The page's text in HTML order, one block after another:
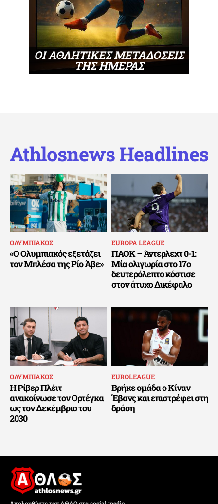
ΟΙ ΑΘΛΗΤΙΚΕΣ ΜΕΤΑΔΟΣΕΙΣ
ΤΗΣ ΗΜΕΡΑΣ
Athlosnews Headlines
ΟΛΥΜΠΙΑΚΟΣ
«Ο Ολυμπιακός εξετάζει
τον Μπλέσα της Ρίο Άβε»
EUROPA LEAGUE
ΠΑΟΚ – Άντερλεχτ 0-1:
Μία ολιγωρία στο 17ο
δευτερόλεπτο κόστισε
στον άτυχο Δικέφαλο
ΟΛΥΜΠΙΑΚΟΣ
Η Ρίβερ Πλέιτ
ανακοίνωσε τον Ορτέγκα
ως τον Δεκέμβριο του
2030
EUROLEAGUE
Βρήκε ομάδα ο Κίναν
Έβανς και επιστρέφει στη
δράση